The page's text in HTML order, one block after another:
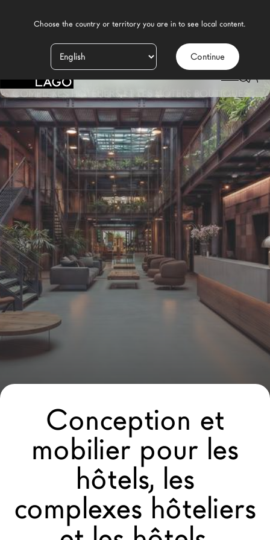
Continue
Produits
Inspiration
Configurateur
Contract
Magasins
Nouveaux Produits MDW26
Promotions
La Brand
Architectes
LAGO Homes
Press
Catalogues
Language
CONTRACT
CONCEPTION ET MOBILIER POUR LES HÔTELS - LES
COMPLEXES HÔTELIERS ET LES HÔTELS BOUTIQUES
Conception et
mobilier pour les
hôtels, les
complexes hôteliers